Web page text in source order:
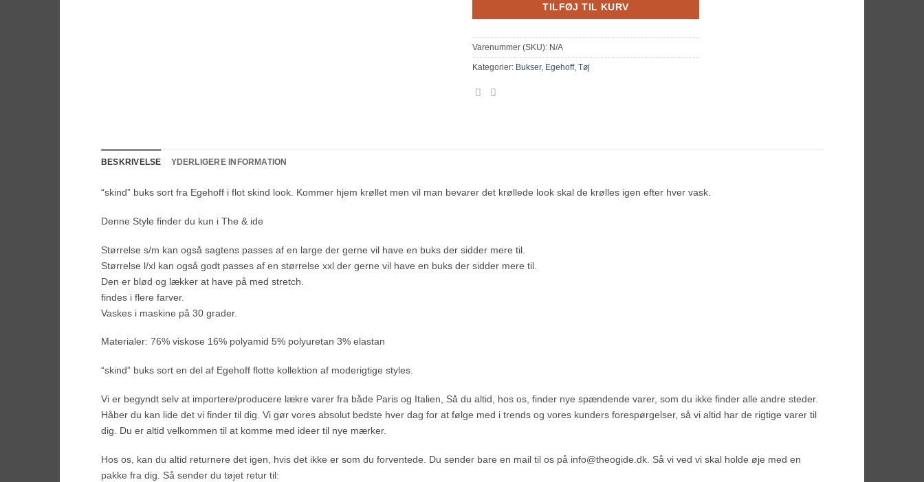
TILFØJ TIL KURV
Varenummer (SKU): N/A
Kategorier: Bukser, Egehoff, Tøj
BESKRIVELSE YDERLIGERE INFORMATION
“skind” buks sort fra Egehoff i flot skind look. Kommer hjem krøllet men vil man bevarer det krøllede look skal de krølles igen efter hver vask.
Denne Style finder du kun i The & ide
Størrelse s/m kan også sagtens passes af en large der gerne vil have en buks der sidder mere til.
Størrelse l/xl kan også godt passes af en størrelse xxl der gerne vil have en buks der sidder mere til.
Den er blød og lækker at have på med stretch.
findes i flere farver.
Vaskes i maskine på 30 grader.
Materialer: 76% viskose 16% polyamid 5% polyuretan 3% elastan
“skind” buks sort en del af Egehoff flotte kollektion af moderigtige styles.
Vi er begyndt selv at importere/producere lækre varer fra både Paris og Italien, Så du altid, hos os, finder nye spændende varer, som du ikke finder alle andre steder.
Håber du kan lide det vi finder til dig. Vi gør vores absolut bedste hver dag for at følge med i trends og vores kunders forespørgelser, så vi altid har de rigtige varer til
dig. Du er altid velkommen til at komme med ideer til nye mærker.
Hos os, kan du altid returnere det igen, hvis det ikke er som du forventede. Du sender bare en mail til os på info@theogide.dk. Så vi ved vi skal holde øje med en
pakke fra dig. Så sender du tøjet retur til: